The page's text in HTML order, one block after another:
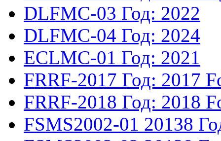
DLFMC-03 Год: 2022
DLFMC-04 Год: 2024
ECLMC-01 Год: 2021
FRRF-2017 Год: 2017
FRRF-2018 Год: 2018
FSMS2002-01 20138